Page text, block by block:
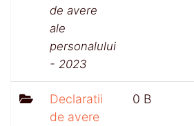
de avere
ale
personalului
- 2023
Declaratii
de avere
0 B